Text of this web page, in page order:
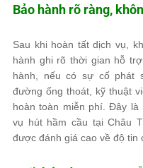
Bảo hành rõ ràng,
Sau khi hoàn tất dịch vụ,
hành ghi rõ thời gian hỗ
hành, nếu có sự cố phát
đường ống thoát, kỹ thuật
hoàn toàn miễn phí. Đây là
vụ hút hầm cầu tại Châu
được đánh giá cao về độ tin